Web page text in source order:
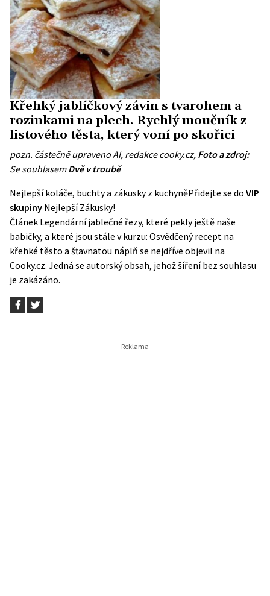
Křehký jablíčkový závin s tvarohem a
rozinkami na plech. Rychlý moučník z
listového těsta, který voní po skořici
pozn. částečně upraveno AI, redakce cooky.cz, Foto a zdroj:
Se souhlasemDvě v troubě
Nejlepší koláče, buchty a zákusky z kuchyněPřidejte se do VIP
skupiny Nejlepší Zákusky!
Článek Legendární jablečné řezy, které pekly ještě naše
babičky, a které jsou stále v kurzu: Osvědčený recept na
křehké těsto a šťavnatou náplň se nejdříve objevil na
Cooky.cz. Jedná se autorský obsah, jehož šíření bez souhlasu
je zakázáno.